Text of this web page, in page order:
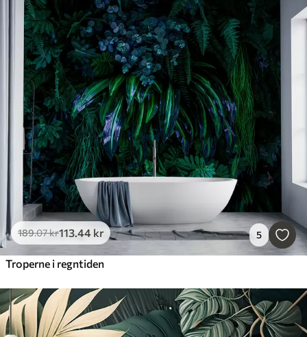
189.07kr113.44 kr 5
Troperne i regntiden